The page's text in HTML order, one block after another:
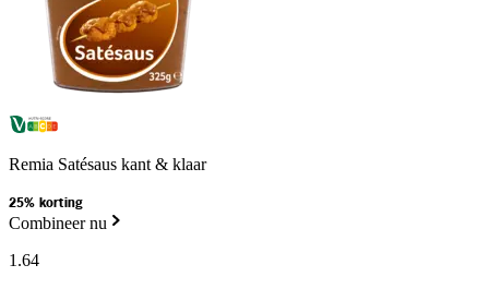
Remia Satésaus kant & klaar
25% korting
Combineer nu
1 .64